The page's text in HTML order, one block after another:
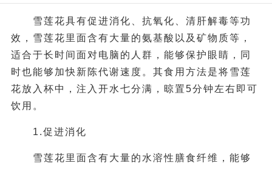
雪莲花具有促进消化、抗氧化、清肝解毒等功
效，雪莲花里面含有大量的氨基酸以及矿物质等，
适合于长时间面对电脑的人群，能够保护眼睛，同
时也能够加快新陈代谢速度。其食用方法是将雪莲
花放入杯中，注入开水七分满，晾置5分钟左右即可
饮用。
1.促进消化
雪莲花里面含有大量的水溶性膳食纤维，能够